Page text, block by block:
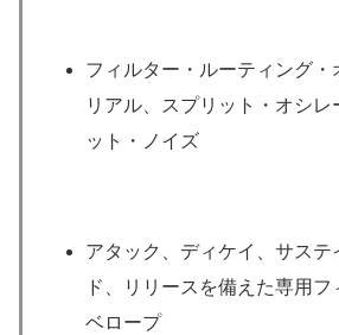
フィルター・ルーティング・
リアル、スプリット・オシレ
ット・ノイズ
アタック、ディケイ、サステ
ド、リリースを備えた専用
ベロープ